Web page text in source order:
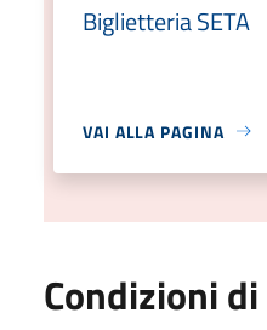
Biglietteria SETA
VAI ALLA PAGINA
Condizioni